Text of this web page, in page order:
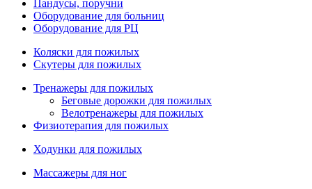
Пандусы, поручни
Оборудование для больниц
Оборудование для РЦ
Коляски для пожилых
Скутеры для пожилых
Тренажеры для пожилых
Беговые дорожки для пожилых
Велотренажеры для пожилых
Физиотерапия для пожилых
Ходунки для пожилых
Массажеры для ног